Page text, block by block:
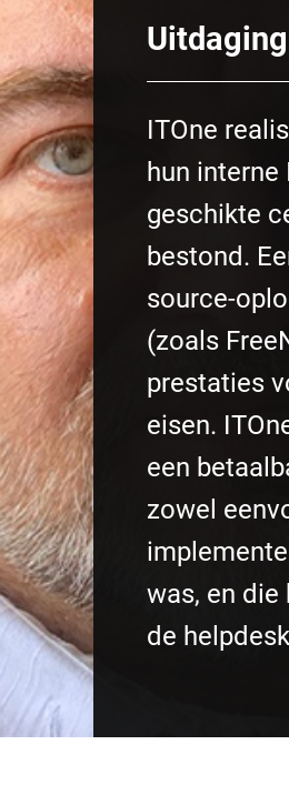
Uitdaging
ITOne
hun interne
geschikte
bestond.
source-
(zoals
prestaties
eisen.
een
zowel
was, en
de